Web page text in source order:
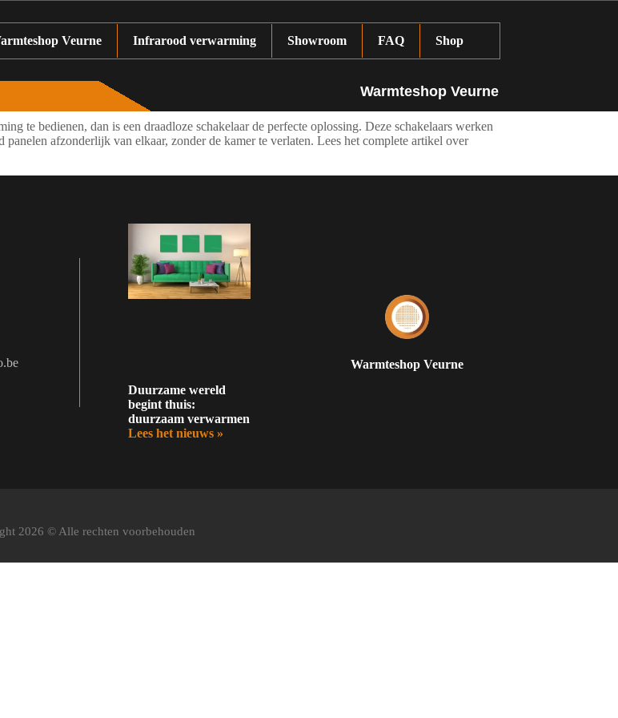
Veurne Infrarood verwarming Showroom FAQ Shop
Warmteshop Veurne
te bedienen, dan is een draadloze schakelaar de perfecte oplossing. Deze schakelaars werken
afzonderlijk van elkaar, zonder de kamer te verlaten. Lees het complete artikel over
Duurzame wereld
begint thuis:
duurzaam verwarmen
Lees het nieuws »
Warmteshop Veurne
2026 © Alle rechten voorbehouden